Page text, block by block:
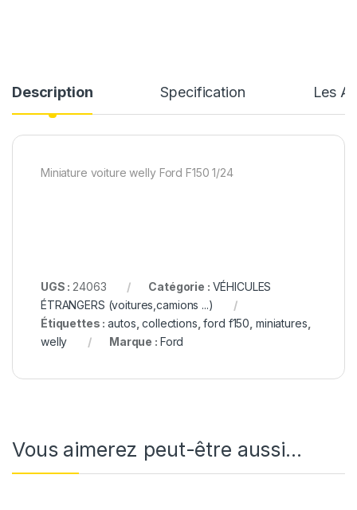
Description Specification Les
Miniature voiture welly Ford F150 1/24
UGS : 24063 Catégorie : VÉHICULES
ÉTRANGERS (voitures,camions ...)
Étiquettes :autos ,collections ,ford f150 miniatures
welly
Marque : Ford
Vous aimerez peut-être aussi…